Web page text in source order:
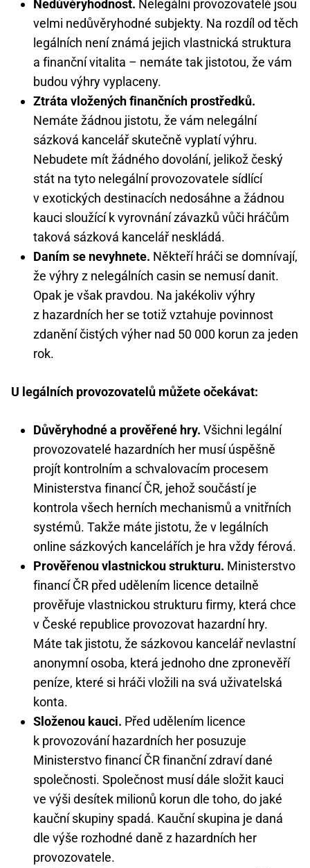
Nedůvěryhodnost. Nelegální provozovatelé jsou
velmi nedůvěryhodné subjekty. Na rozdíl od těch
legálních není známá jejich vlastnická struktura
a finanční vitalita – nemáte tak jistotou, že vám
budou výhry vyplaceny.
Ztráta vložených finančních prostředků.
Nemáte žádnou jistotu, že vám nelegální
sázková kancelář skutečně vyplatí výhru.
Nebudete mít žádného dovolání, jelikož český
stát na tyto nelegální provozovatele sídlící
v exotických destinacích nedosáhne a žádnou
kauci sloužící k vyrovnání závazků vůči hráčům
taková sázková kancelář neskládá.
Daním se nevyhnete. Někteří hráči se domnívají,
že výhry z nelegálních casin se nemusí danit.
Opak je však pravdou. Na jakékoliv výhry
z hazardních her se totiž vztahuje povinnost
zdanění čistých výher nad 50 000 korun za jeden
rok.
U legálních provozovatelů můžete očekávat:
Důvěryhodné a prověřené hry. Všichni legální
provozovatelé hazardních her musí úspěšně
projít kontrolním a schvalovacím procesem
Ministerstva financí ČR, jehož součástí je
kontrola všech herních mechanismů a vnitřních
systémů. Takže máte jistotu, že v legálních
online sázkových kancelářích je hra vždy férová.
Prověřenou vlastnickou strukturu. Ministerstvo
financí ČR před udělením licence detailně
prověřuje vlastnickou strukturu firmy, která chce
v České republice provozovat hazardní hry.
Máte tak jistotu, že sázkovou kancelář nevlastní
anonymní osoba, která jednoho dne zpronevěří
peníze, které si hráči vložili na svá uživatelská
konta.
Složenou kauci. Před udělením licence
k provozování hazardních her posuzuje
Ministerstvo financí ČR finanční zdraví dané
společnosti. Společnost musí dále složit kauci
ve výši desítek milionů korun dle toho, do jaké
kauční skupiny spadá. Kauční skupina je daná
dle výše rozhodné daně z hazardních her
provozovatele.